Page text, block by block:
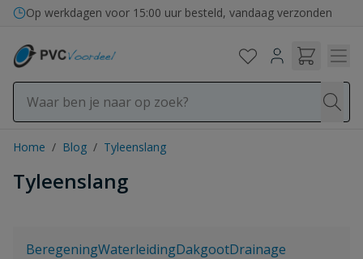
Ga naar de inhoud
Bezorging in binnen- en buitenland
Op werkdagen voor 15:00 uur besteld, vandaag verzonden
Home / Blog / Tyleenslang
Tyleenslang
BeregeningWaterleidingDakgootDrainage